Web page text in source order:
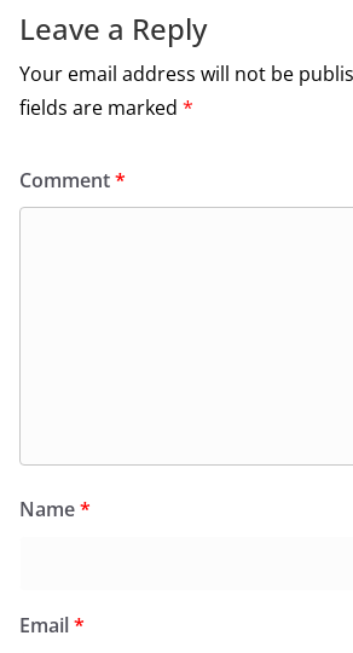
k
Leave a Reply
Your email address will not be
fields are marked *
Comment*
Name*
Email*